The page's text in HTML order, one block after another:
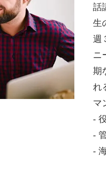
話
生
週
ニ
期
れ
マ
-
-
-